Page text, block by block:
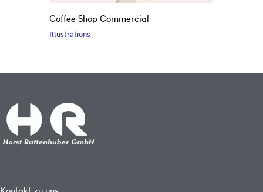
Coffee Shop Commercial
Illustrations